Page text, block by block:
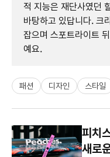
적 지능은 재단사였던
바탕하고 있답니다. 크
잡으며 스포트라이트
예요.
패션 디자인 스타일
피치
새로